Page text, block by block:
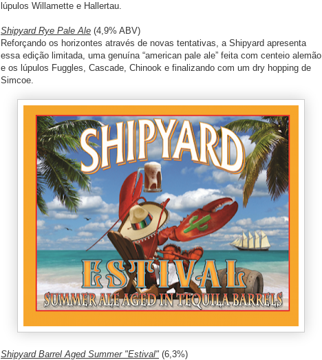
lúpulos Willamette e Hallertau.
Shipyard Rye Pale Ale (4,9% ABV)
Reforçando os horizontes através de novas tentativas, a Shipyard apresenta
essa edição limitada, uma genuína “american pale ale” feita com centeio alemão
e os lúpulos Fuggles, Cascade, Chinook e finalizando com um dry hopping de
Simcoe.
Shipyard Barrel Aged Summer "Estival" (6,3%)